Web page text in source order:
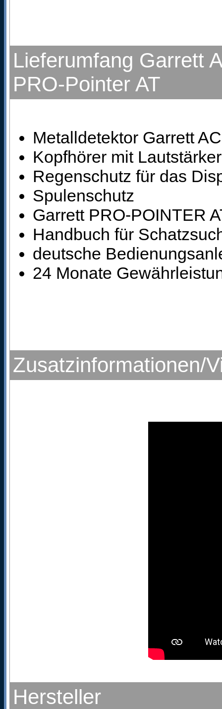
Lieferumfang Garrett
PRO-Pointer AT
Metalldetektor Garrett
Kopfhörer mit
Regenschutz für das
Spulenschutz
Garrett PRO-POINTER
Handbuch für
deutsche
24 Monate
Zusatzinformationen/
Hersteller